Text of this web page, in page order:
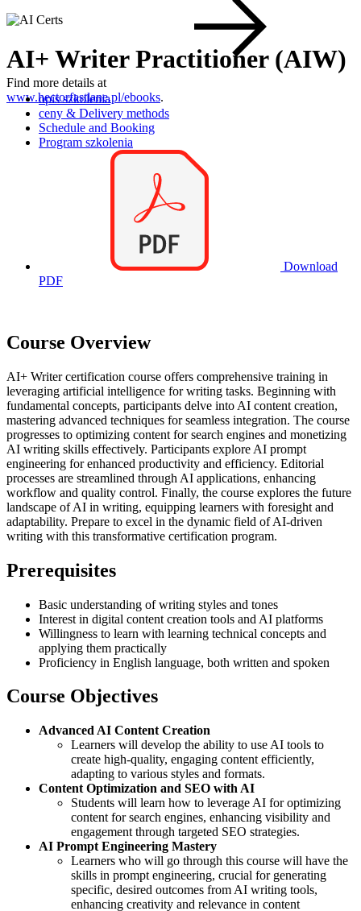
Find more details at
www.hectorfastlane.pl/ebooks.
AI+ Writer Practitioner (AIW)
opis szkolenia
ceny & Delivery methods
Schedule and Booking
Program szkolenia
Download
PDF
Course Overview
AI+ Writer certification course offers comprehensive training in
leveraging artificial intelligence for writing tasks. Beginning with
fundamental concepts, participants delve into AI content creation,
mastering advanced techniques for seamless integration. The course
progresses to optimizing content for search engines and monetizing
AI writing skills effectively. Participants explore AI prompt
engineering for enhanced productivity and efficiency. Editorial
processes are streamlined through AI applications, enhancing
workflow and quality control. Finally, the course explores the future
landscape of AI in writing, equipping learners with foresight and
adaptability. Prepare to excel in the dynamic field of AI-driven
writing with this transformative certification program.
Prerequisites
Basic understanding of writing styles and tones
Interest in digital content creation tools and AI platforms
Willingness to learn with learning technical concepts and
applying them practically
Proficiency in English language, both written and spoken
Course Objectives
Advanced AI Content Creation
Learners will develop the ability to use AI tools to
create high-quality, engaging content efficiently,
adapting to various styles and formats.
Content Optimization and SEO with AI
Students will learn how to leverage AI for optimizing
content for search engines, enhancing visibility and
engagement through targeted SEO strategies.
AI Prompt Engineering Mastery
Learners who will go through this course will have the
skills in prompt engineering, crucial for generating
specific, desired outcomes from AI writing tools,
enhancing creativity and relevance in content